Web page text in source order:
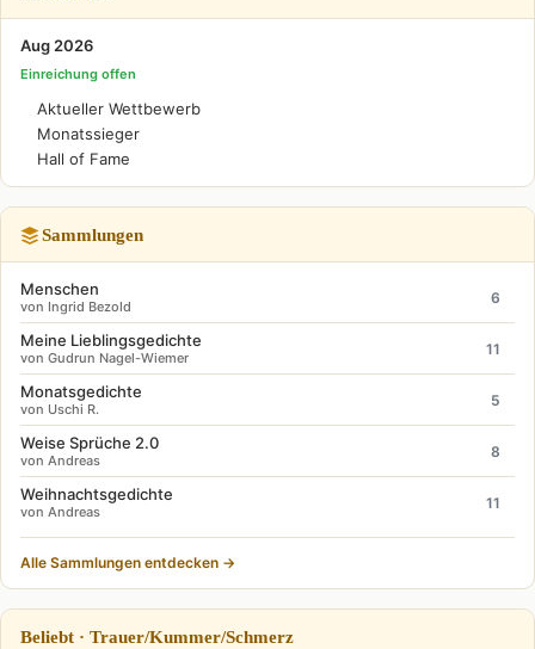
Aug 2026
Einreichung offen
Aktueller Wettbewerb
Monatssieger
Hall of Fame
Sammlungen
Menschen
von Ingrid Bezold
6
Meine Lieblingsgedichte
von Gudrun Nagel-Wiemer
11
Monatsgedichte
von Uschi R.
5
Weise Sprüche 2.0
von Andreas
8
Weihnachtsgedichte
von Andreas
11
Alle Sammlungen entdecken →
Beliebt · Trauer/Kummer/Schmerz